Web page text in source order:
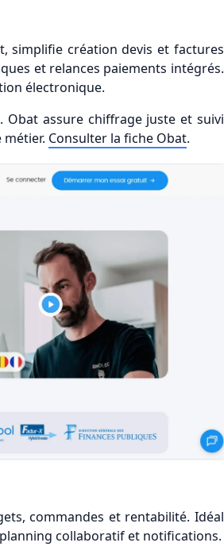
simplifie création devis et factures
et relances paiements intégrés.
électronique.
Obat assure chiffrage juste et suivi
Consulter la fiche Obat.
commandes et rentabilité. Idéal
collaboratif et notifications.